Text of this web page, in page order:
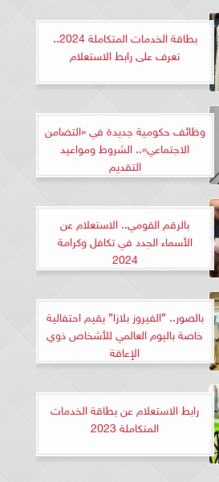
بطاقة الخدمات المتكاملة 2024..
تعرف على رابط الاستعلام
وظائف حكومية جديدة في «التضامن
الاجتماعي».. الشروط ومواعيد
التقديم
بالرقم القومي.. الاستعلام عن
الأسماء الجدد في تكافل وكرامة
2024
بالصور.. ”الفيروز بلازا” يقيم احتفالية
خاصة باليوم العالمي للأشخاص ذوي
الإعاقة
رابط الاستعلام عن بطاقة الخدمات
المتكاملة 2023